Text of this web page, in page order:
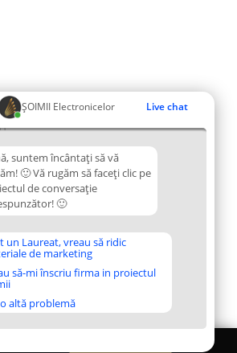
ȘOIMII Electronicelor Live chat
suntem încântați să vă
🙂 Vă rugăm să faceți clic pe
de conversație
🙂
un Laureat, vreau să ridic
de marketing
să-mi înscriu firma in proiectul
altă problemă